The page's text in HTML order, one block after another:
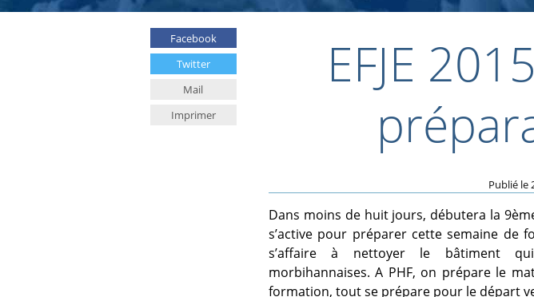
Facebook
Twitter
Mail
Imprimer
EFJE
Publié le
Dans moins de huit jours, débutera la
s’active pour préparer cette semaine de
s’affaire à nettoyer le bâtiment
morbihannaises. A PHF, on prépare le
formation, tout se prépare pour le départ